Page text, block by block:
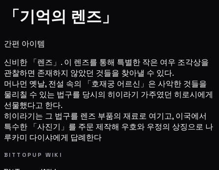
「기억의 렌즈」
간편 아이템
신비한 「렌즈」. 이 렌즈를 통해 특별한 작은 여우 조각상을
관찰하면 존재하지 않았던 것들을 찾아낼 수 있다.
머나먼 옛날, 전설 속의 「호재궁 어르신」은 사악한 것들을
물리칠 수 있는 법구를 당시의 히이라기 가주였던 히로시에게
선물했다고 한다.
히이라기는 그 법구를 렌즈 부품의 재료로 여기고, 이국에서
특수한 「사진기」를 주문 제작해 우호와 우정의 상징으로 나
루카미 다이샤에게 답례한다
BITTOPUP WIKI